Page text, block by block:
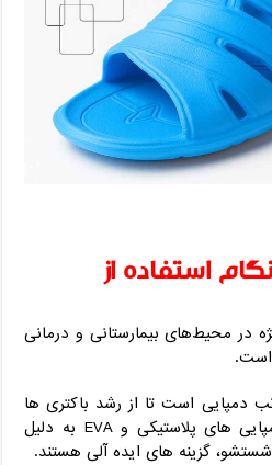
استفاده از
در محیط‌های بیمارستانی و درمانی
است.
دمپایی است تا از رشد باکتری ‌ها
و قارچ ‌ها جلوگیری شود. دمپایی ‌های پلاستیکی و EVA به دلیل
گزینه ‌های ایده ‌آلی هستند.